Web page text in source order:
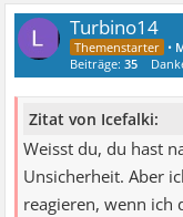
Turbino14
•
Beiträge:35
Zitat von Icefalki:
Weisst du, du hast
Unsicherheit. Aber
reagieren, wenn ich